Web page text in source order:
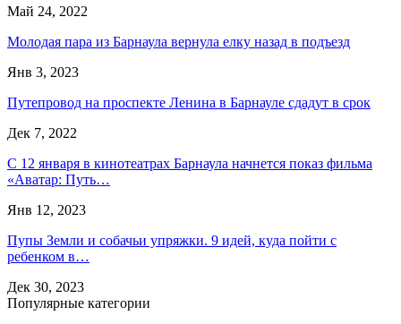
Май 24, 2022
Молодая пара из Барнаула вернула елку назад в подъезд
Янв 3, 2023
Путепровод на проспекте Ленина в Барнауле сдадут в срок
Дек 7, 2022
С 12 января в кинотеатрах Барнаула начнется показ фильма
«Аватар: Путь…
Янв 12, 2023
Пупы Земли и собачьи упряжки. 9 идей, куда пойти с
ребенком в…
Дек 30, 2023
Популярные категории